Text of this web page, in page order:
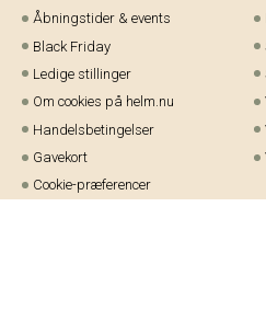
Åbningstider & events
Black Friday
Ledige stillinger
Om cookies på helm.nu
Handelsbetingelser
Gavekort
Cookie-præferencer